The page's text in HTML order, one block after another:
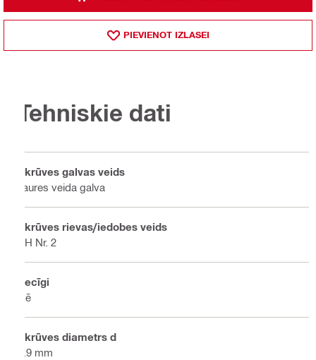
PIEVIENOT IZLASEI
Tehniskie dati
Skrūves galvas veids
Taures veida galva
Skrūves rievas/iedobes veids
PH Nr. 2
Secīgi
Nē
Skrūves diametrs d
3.9 mm